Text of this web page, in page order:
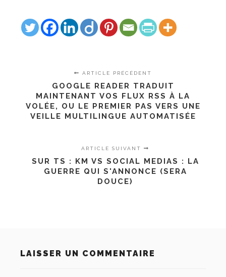
ARTICLE PRÉCÉDENT
GOOGLE READER TRADUIT
MAINTENANT VOS FLUX RSS À LA
VOLÉE, OU LE PREMIER PAS VERS UNE
VEILLE MULTILINGUE AUTOMATISÉE
ARTICLE SUIVANT
SUR TS : KM VS SOCIAL MEDIAS : LA
GUERRE QUI S'ANNONCE (SERA
DOUCE)
LAISSER UN COMMENTAIRE